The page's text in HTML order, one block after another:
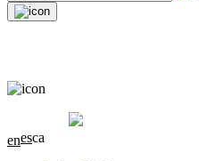
0.04 (+0.2%)
enesca